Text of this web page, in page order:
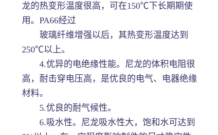
龙的热变形温度很高，可在150℃下长期期使
用。PA66经过
玻璃纤维增强以后，其热变形温度达到
250℃以上。
4.优异的电绝缘性能。尼龙的体积电阻很
高，耐击穿电压高，是优良的电气、电器绝缘
材料。
5.优良的耐气候性。
6.吸水性。尼龙吸水性大，饱和水可达到